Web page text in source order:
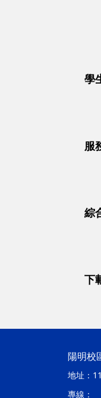
學
服
綜
下
陽明校
地址：
專線：